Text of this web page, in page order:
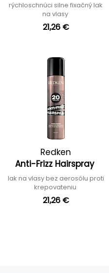
rýchloschnúci silne fixačný lak
na vlasy
21,26 €
Redken
Anti-Frizz Hairspray
lak na vlasy bez aerosólu proti
krepovateniu
21,26 €